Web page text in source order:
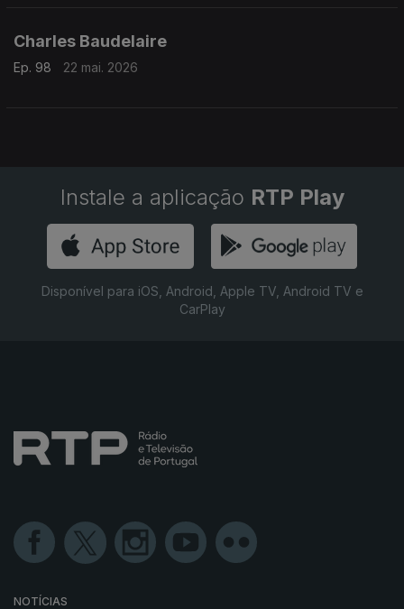
Charles Baudelaire
Ep. 98 22 mai. 2026
Instale a aplicação RTP Play
Disponível para iOS, Android, Apple TV, Android TV e
CarPlay
NOTÍCIAS